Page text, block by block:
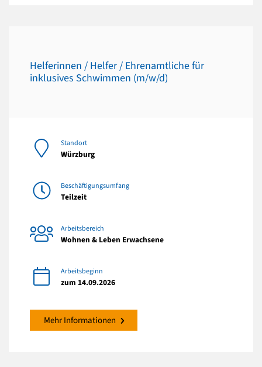
Helferinnen / Helfer / Ehrenamtliche für
inklusives Schwimmen (m/w/d)
Standort
Würzburg
Beschäftigungsumfang
Teilzeit
Arbeitsbereich
Wohnen & Leben Erwachsene
Arbeitsbeginn
zum 14.09.2026
Mehr Informationen